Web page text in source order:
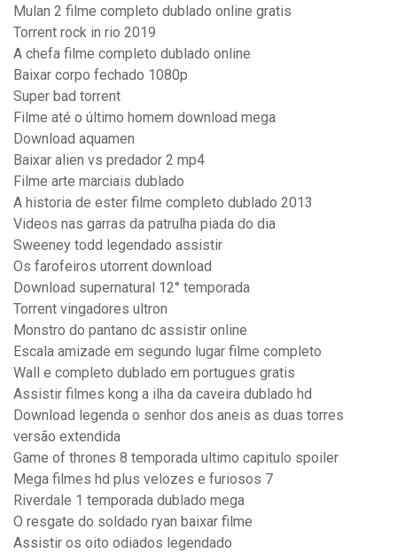
Mulan 2 filme completo dublado online gratis
Torrent rock in rio 2019
A chefa filme completo dublado online
Baixar corpo fechado 1080p
Super bad torrent
Filme até o último homem download mega
Download aquamen
Baixar alien vs predador 2 mp4
Filme arte marciais dublado
A historia de ester filme completo dublado 2013
Videos nas garras da patrulha piada do dia
Sweeney todd legendado assistir
Os farofeiros utorrent download
Download supernatural 12° temporada
Torrent vingadores ultron
Monstro do pantano dc assistir online
Escala amizade em segundo lugar filme completo
Wall e completo dublado em portugues gratis
Assistir filmes kong a ilha da caveira dublado hd
Download legenda o senhor dos aneis as duas torres
versão extendida
Game of thrones 8 temporada ultimo capitulo spoiler
Mega filmes hd plus velozes e furiosos 7
Riverdale 1 temporada dublado mega
O resgate do soldado ryan baixar filme
Assistir os oito odiados legendado